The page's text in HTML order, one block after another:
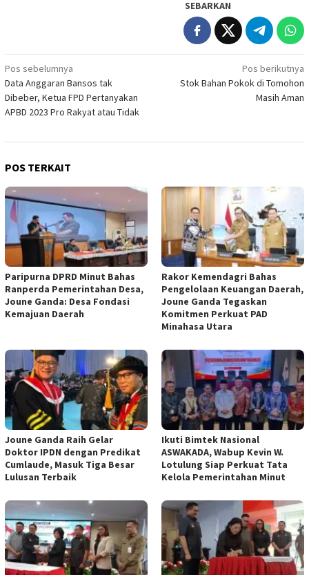
SEBARKAN
Navigasi
pos
Pos sebelumnya
Data Anggaran Bansos tak
Dibeber, Ketua FPD Pertanyakan
APBD 2023 Pro Rakyat atau Tidak
Pos berikutnya
Stok Bahan Pokok di Tomohon
Masih Aman
POS TERKAIT
Paripurna DPRD Minut Bahas
Ranperda Pemerintahan Desa,
Joune Ganda: Desa Fondasi
Kemajuan Daerah
Rakor Kemendagri Bahas
Pengelolaan Keuangan Daerah,
Joune Ganda Tegaskan
Komitmen Perkuat PAD
Minahasa Utara
Joune Ganda Raih Gelar
Doktor IPDN dengan Predikat
Cumlaude, Masuk Tiga Besar
Lulusan Terbaik
Ikuti Bimtek Nasional
ASWAKADA, Wabup Kevin W.
Lotulung Siap Perkuat Tata
Kelola Pemerintahan Minut